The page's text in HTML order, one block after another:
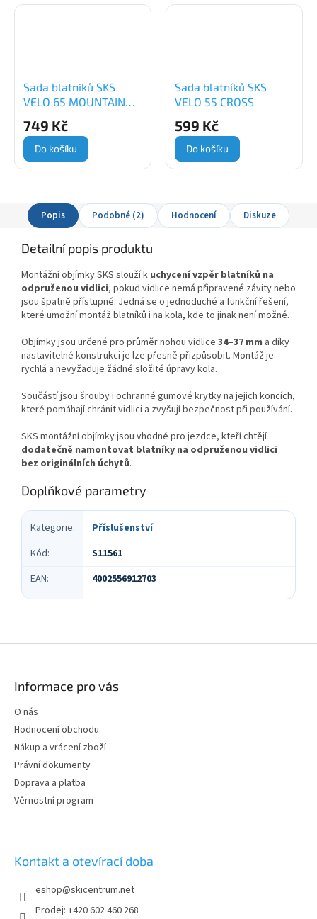
Sada blatníků SKS
VELO 65 MOUNTAIN
749 Kč
Do košíku
Sada blatníků SKS
VELO 55 CROSS
599 Kč
Do košíku
Popis Podobné (2) Hodnocení Diskuze
Detailní popis produktu
Montážní objímky SKS slouží k uchycení vzpěr blatníků na
odpruženou vidlici, pokud vidlice nemá připravené závity nebo
jsou špatně přístupné. Jedná se o jednoduché a funkční řešení,
které umožní montáž blatníků i na kola, kde to jinak není možné.
Objímky jsou určené pro průměr nohou vidlice 34–37 mm a díky
nastavitelné konstrukci je lze přesně přizpůsobit. Montáž je
rychlá a nevyžaduje žádné složité úpravy kola.
Součástí jsou šrouby i ochranné gumové krytky na jejich koncích,
které pomáhají chránit vidlici a zvyšují bezpečnost při používání.
SKS montážní objímky jsou vhodné pro jezdce, kteří chtějí
dodatečně namontovat blatníky na odpruženou vidlici
bez originálních úchytů.
Doplňkové parametry
Kategorie:
Příslušenství
Kód:
S11561
EAN: 4002556912703
Informace pro vás
O nás
Hodnocení obchodu
Nákup a vrácení zboží
Právní dokumenty
Doprava a platba
Věrnostní program
Kontakt a otevírací doba
eshop@skicentrum.net
Prodej: +420 602 460 268